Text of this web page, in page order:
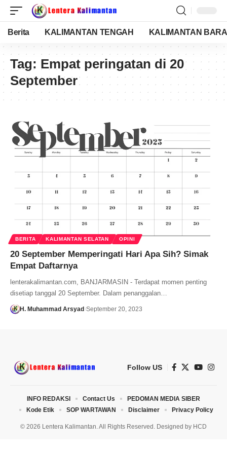
Berita KALIMANTAN TENGAH KALIMANTAN
Tag: Empat peringatan di 20
September
BERITA KALIMANTAN SELATAN OPINI
20 September Memperingati Hari Apa Sih? Simak
Empat Daftarnya
lenterakalimantan.com, BANJARMASIN - Terdapat momen penting
disetiap tanggal 20 September. Dalam penanggalan…
H. Muhammad Arsyad September 20, 2023
Follow US
© 2026 Lentera Kalimantan. All Rights Reserved. Designed by HCD
INFO REDAKSI Contact Us
PEDOMAN MEDIA SIBER
Kode Etik
SOP WARTAWAN Disclaimer Privacy Policy